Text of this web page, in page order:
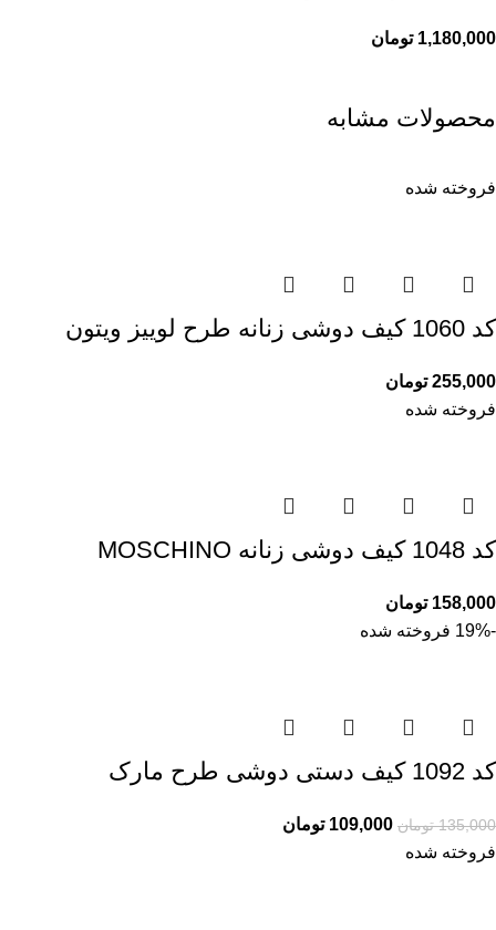
1,180,000 تومان
محصولات مشابه
فروخته شده
کد 1060 کیف دوشی زنانه طرح لوییز ویتون
255,000 تومان
فروخته شده
کد 1048 کیف دوشی زنانه MOSCHINO
158,000 تومان
-19%
فروخته شده
کد 1092 کیف دستی دوشی طرح مارک
135,000 تومان 109,000 تومان
فروخته شده